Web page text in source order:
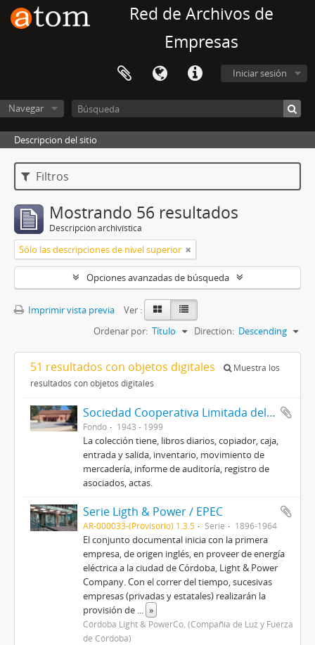
Red de Archivos de
Empresas
Iniciar sesión
Navegar
Descripcion del sitio
Filtros
Mostrando 56 resultados
Descripción archivística
Sólo las descripciones de nivel superior
Opciones avanzadas de búsqueda
Imprimir vista previa
Ver :
Ordenar por: Título Direction: Descending
51 resultados con objetos digitales
Muestra los
resultados con objetos digitales
Sociedad Cooperativa Limitada del Agro Brinkmanense
Fondo 1943 - 1999
La colección tiene, libros diarios, copiador, caja,
entrada y salida, inventario, movimiento de
mercadería, informe de auditoría, registro de
asociados, actas.
Serie Ligth & Power / EPEC
AR-000033-(Provisorio) 1.3.5 Serie 1896-1964
El conjunto documental inicia con la primera
empresa, de origen inglés, en proveer de energía
eléctrica a la ciudad de Córdoba, Light & Power
Company. Con el correr del tiempo, sucesivas
empresas (privadas y estatales) realizarán la
provisión de ... »
Córdoba Light & PowerCo. (Compañía de Luz y Fuerza
de Córdoba)